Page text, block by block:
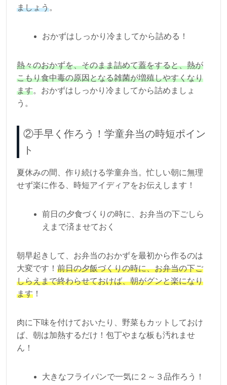
ましょう。
おかずはしっかり冷ましてから詰める！
熱々のおかずを、そのまま詰めて蓋をすると、熱が
こもり食中毒の原因となる雑菌が増殖しやすくなり
ます。おかずはしっかり冷ましてから詰めましょ
う。
②手早く作ろう！学童弁当の時短ポイン
ト
夏休みの間、作り続ける学童弁当。忙しい朝に無理
せず楽に作る、時短アイディアをお伝えします！
前日の夕食づくりの時に、お弁当の下ごしら
えまで済ませておく
朝早起きして、お弁当のおかずを最初から作るのは
大変です！ 前日の夕飯づくりの時に、お弁当の下ご
しらえまで終わらせておけば、朝がグンと楽になり
ます ！
肉に下味を付けておいたり、野菜もカットしておけ
ば、朝は加熱するだけ！包丁やまな板も汚れませ
ん！
大きなフライパンで一気に２～３品作ろう！